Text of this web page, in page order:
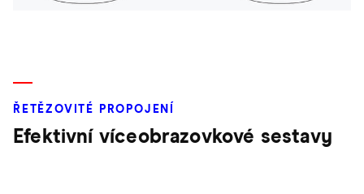
ŘETĚZOVITÉ PROPOJENÍ
Efektivní víceobrazovkové sestavy